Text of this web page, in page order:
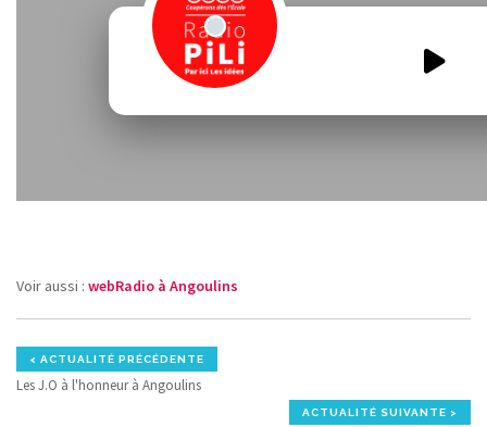
Voir aussi : webRadio à Angoulins
< ACTUALITÉ PRÉCÉDENTE
Les J.O à l'honneur à Angoulins
ACTUALITÉ SUIVANTE >